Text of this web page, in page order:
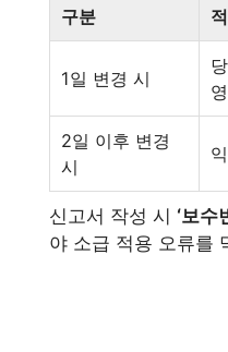
구분
1일 변경 시
영
2일 이후 변경
시
신고서 작성 시 ‘보수
야 소급 적용 오류를